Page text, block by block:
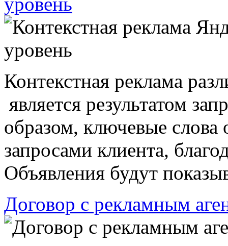
Контекстная реклама
является результатом
образом, ключевые слова
запросами клиента,
Объявления будут
Договор с рекламным